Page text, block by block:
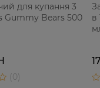
для купання 3
Gummy Bears 500
в